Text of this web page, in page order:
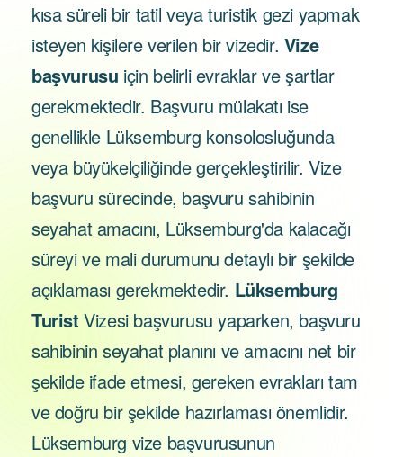
kısa süreli bir tatil veya turistik gezi yapmak
isteyen kişilere verilen bir vizedir. Vize
başvurusu için belirli evraklar ve şartlar
gerekmektedir. Başvuru mülakatı ise
genellikle Lüksemburg konsolosluğunda
veya büyükelçiliğinde gerçekleştirilir. Vize
başvuru sürecinde, başvuru sahibinin
seyahat amacını, Lüksemburg'da kalacağı
süreyi ve mali durumunu detaylı bir şekilde
açıklaması gerekmektedir. Lüksemburg
Turist Vizesi başvurusu yaparken, başvuru
sahibinin seyahat planını ve amacını net bir
şekilde ifade etmesi, gereken evrakları tam
ve doğru bir şekilde hazırlaması önemlidir.
Lüksemburg vize başvurusunun